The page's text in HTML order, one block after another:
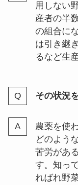
用しない
産者の半
の組合に
は引き継
るなど生
その状況
農薬を使
どのよう
苦労があ
す。知っ
ればれ野